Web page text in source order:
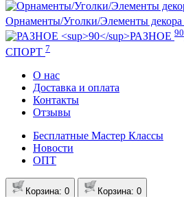
Орнаменты/Уголки/Элементы декора
РАЗНОЕ 90
СПОРТ 7
О нас
Доставка и оплата
Контакты
Отзывы
Бесплатные Мастер Классы
Новости
ОПТ
Корзина: 0 Корзина: 0